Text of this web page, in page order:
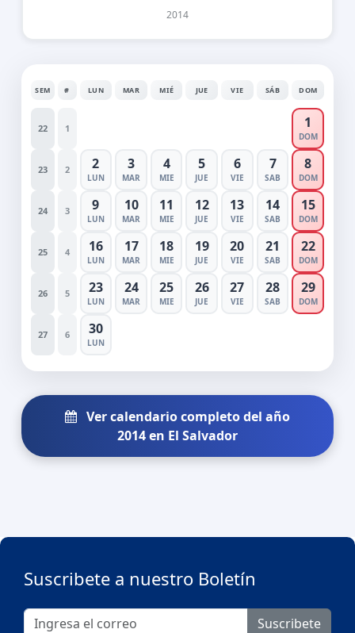
2014
SEM # LUN MAR MIÉ JUE VIE SÁB DOM
22 1 1
DOM
23 2 2
LUN
3
MAR
4
MIE
5
JUE
6
VIE
7
SAB
8
DOM
24 3 9
LUN
10
MAR
11
MIE
12
JUE
13
VIE
14
SAB
15
DOM
25 4 16
LUN
17
MAR
18
MIE
19
JUE
20
VIE
21
SAB
22
DOM
26 5 23
LUN
24
MAR
25
MIE
26
JUE
27
VIE
28
SAB
29
DOM
27 6 30
LUN
Ver calendario completo del año
2014 en El Salvador
Suscribete a nuestro Boletín
Suscribete